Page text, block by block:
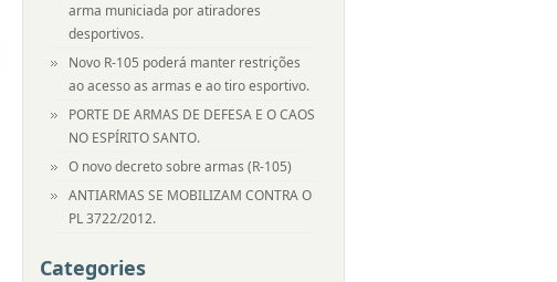
arma municiada por atiradores
desportivos.
Novo R-105 poderá manter restrições
ao acesso as armas e ao tiro esportivo.
PORTE DE ARMAS DE DEFESA E O CAOS
NO ESPÍRITO SANTO.
O novo decreto sobre armas (R-105)
ANTIARMAS SE MOBILIZAM CONTRA O
PL 3722/2012.
Categories